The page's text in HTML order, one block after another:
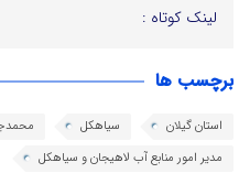
لینک کوتاه :
برچسب ها
استان گیلان سیاهکل
مدیر امور منابع آب لاهیجان و سیاهکل